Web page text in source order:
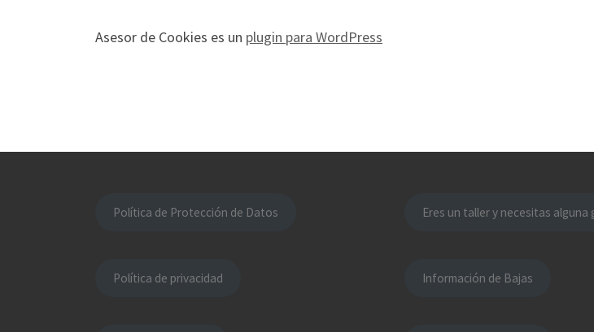
Asesor de Cookies es un plugin para WordPress
Política de Protección de Datos
Política de privacidad
Eres un taller y necesitas alguna
Información de Bajas